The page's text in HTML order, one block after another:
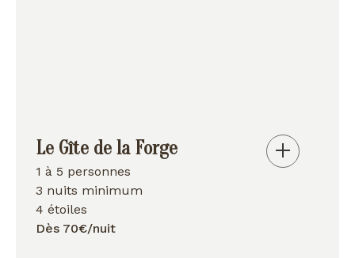
Le Gîte de la Forge
1 à 5 personnes
3 nuits minimum
4 étoiles
Dès 70€/nuit